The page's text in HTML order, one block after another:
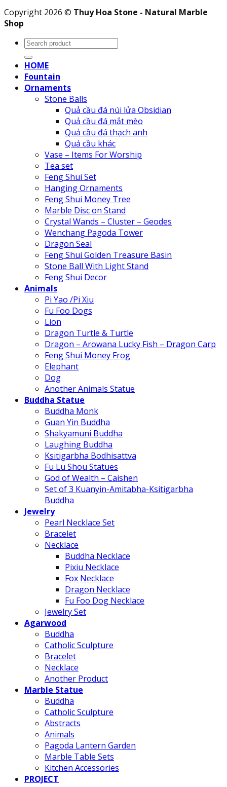
Copyright 2026 © Thuy Hoa Stone - Natural Marble
Shop
Search
for:
HOME
Fountain
Ornaments
Stone Balls
Quả cầu đá núi lửa Obsidian
Quả cầu đá mắt mèo
Quả cầu đá thạch anh
Quả cầu khác
Vase – Items For Worship
Tea set
Feng Shui Set
Hanging Ornaments
Feng Shui Money Tree
Marble Disc on Stand
Crystal Wands – Cluster – Geodes
Wenchang Pagoda Tower
Dragon Seal
Feng Shui Golden Treasure Basin
Stone Ball With Light Stand
Feng Shui Decor
Animals
Pi Yao /Pi Xiu
Fu Foo Dogs
Lion
Dragon Turtle & Turtle
Dragon – Arowana Lucky Fish – Dragon Carp
Feng Shui Money Frog
Elephant
Dog
Another Animals Statue
Buddha Statue
Buddha Monk
Guan Yin Buddha
Shakyamuni Buddha
Laughing Buddha
Ksitigarbha Bodhisattva
Fu Lu Shou Statues
God of Wealth – Caishen
Set of 3 Kuanyin-Amitabha-Ksitigarbha
Buddha
Jewelry
Pearl Necklace Set
Bracelet
Necklace
Buddha Necklace
Pixiu Necklace
Fox Necklace
Dragon Necklace
Fu Foo Dog Necklace
Jewelry Set
Agarwood
Buddha
Catholic Sculpture
Bracelet
Necklace
Another Product
Marble Statue
Buddha
Catholic Sculpture
Abstracts
Animals
Pagoda Lantern Garden
Marble Table Sets
Kitchen Accessories
PROJECT